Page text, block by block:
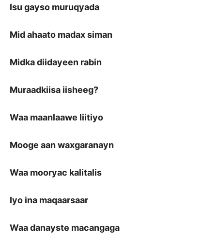
Isu gayso muruqyada
Mid ahaato madax siman
Midka diidayeen rabin
Muraadkiisa iisheeg?
Waa maanlaawe liitiyo
Mooge aan waxgaranayn
Waa mooryac kalitalis
Iyo ina maqaarsaar
Waa danayste macangaga